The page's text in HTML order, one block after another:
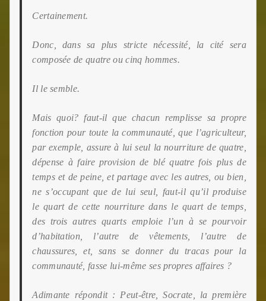
Certainement.
Donc, dans sa plus stricte nécessité, la cité sera
composée de quatre ou cinq hommes.
Il le semble.
Mais quoi? faut-il que chacun remplisse sa propre
fonction pour toute la communauté, que l’agriculteur,
par exemple, assure à lui seul la nourriture de quatre,
dépense à faire provision de blé quatre fois plus de
temps et de peine, et partage avec les autres, ou bien,
ne s’occupant que de lui seul, faut-il qu’il produise
le quart de cette nourriture dans le quart de temps,
des trois autres quarts emploie l’un à se pourvoir
d’habitation, l’autre de vêtements, l’autre de
chaussures, et, sans se donner du tracas pour la
communauté, fasse lui-même ses propres affaires ?
Adimante répondit : Peut-être, Socrate, la première